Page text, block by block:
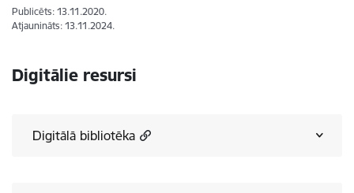
Publicēts: 13.11.2020.
Atjaunināts: 13.11.2024.
Digitālie resursi
Digitālā bibliotēka